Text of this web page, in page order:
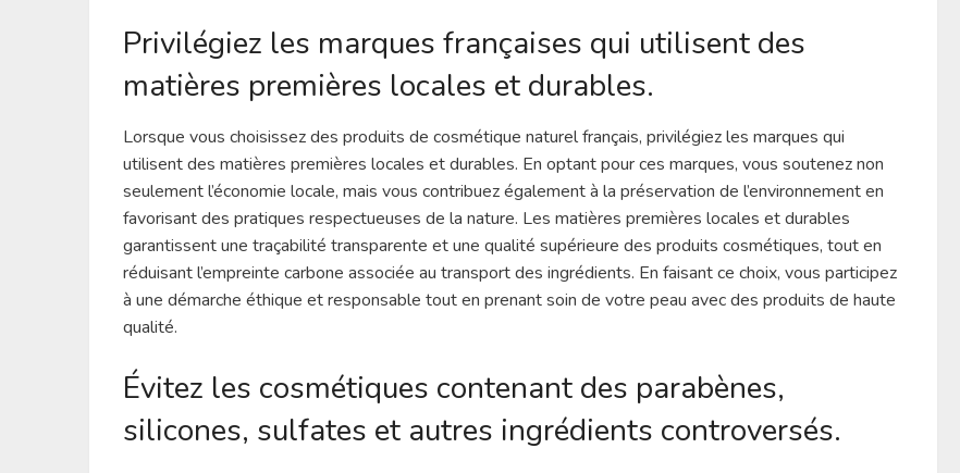
Privilégiez les marques françaises qui utilisent des
matières premières locales et durables.
Lorsque vous choisissez des produits de cosmétique naturel français, privilégiez les marques qui
utilisent des matières premières locales et durables. En optant pour ces marques, vous soutenez non
seulement l’économie locale, mais vous contribuez également à la préservation de l’environnement en
favorisant des pratiques respectueuses de la nature. Les matières premières locales et durables
garantissent une traçabilité transparente et une qualité supérieure des produits cosmétiques, tout en
réduisant l’empreinte carbone associée au transport des ingrédients. En faisant ce choix, vous participez
à une démarche éthique et responsable tout en prenant soin de votre peau avec des produits de haute
qualité.
Évitez les cosmétiques contenant des parabènes,
silicones, sulfates et autres ingrédients controversés.